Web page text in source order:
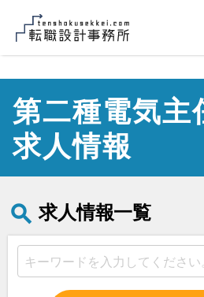
第二種電気主
求人情報
求人情報一覧